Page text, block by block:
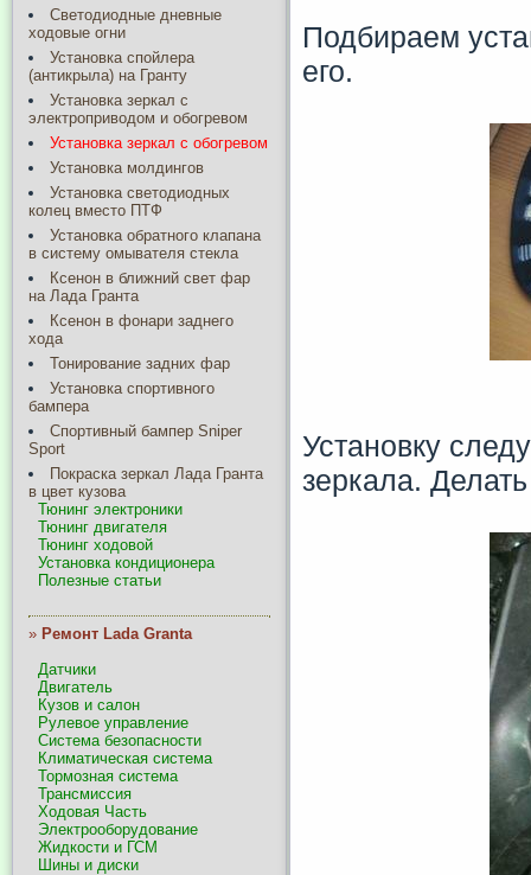
Светодиодные дневные
ходовые огни
Установка спойлера
(антикрыла) на Гранту
Установка зеркал с
электроприводом и обогревом
Установка зеркал с обогревом
Установка молдингов
Установка светодиодных
колец вместо ПТФ
Установка обратного клапана
в систему омывателя стекла
Ксенон в ближний свет фар
на Лада Гранта
Ксенон в фонари заднего
хода
Тонирование задних фар
Установка спортивного
бампера
Спортивный бампер Sniper
Sport
Покраска зеркал Лада Гранта
в цвет кузова
Тюнинг электроники
Тюнинг двигателя
Тюнинг ходовой
Установка кондиционера
Полезные статьи
» Ремонт Lada Granta
Датчики
Двигатель
Кузов и салон
Рулевое управление
Система безопасности
Климатическая система
Тормозная система
Трансмиссия
Ходовая Часть
Электрооборудование
Жидкости и ГСМ
Шины и диски
Подбираем
его.
Установку
зеркала.